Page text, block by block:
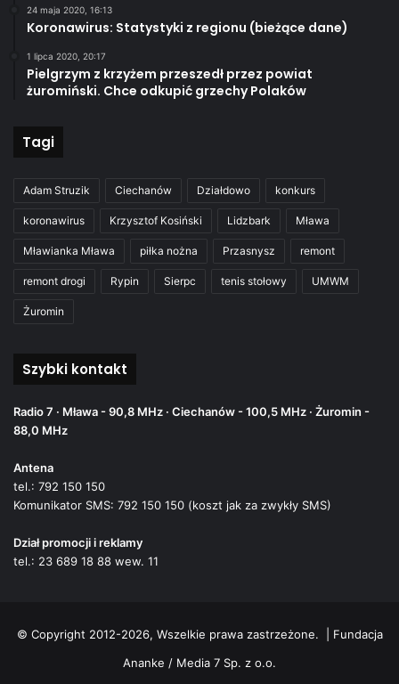
24 maja 2020, 16:13
Koronawirus: Statystyki z regionu (bieżące dane)
1 lipca 2020, 20:17
Pielgrzym z krzyżem przeszedł przez powiat
żuromiński. Chce odkupić grzechy Polaków
Tagi
Adam Struzik Ciechanów Działdowo konkurs
koronawirus Krzysztof Kosiński Lidzbark Mława
Mławianka Mława piłka nożna Przasnysz remont
remont drogi Rypin Sierpc tenis stołowy UMWM
Żuromin
Szybki kontakt
Radio 7 · Mława - 90,8 MHz · Ciechanów - 100,5 MHz · Żuromin -
88,0 MHz
Antena
tel.: 792 150 150
Komunikator SMS: 792 150 150 (koszt jak za zwykły SMS)
Dział promocji i reklamy
tel.: 23 689 18 88 wew. 11
© Copyright 2012-2026, Wszelkie prawa zastrzeżone. | Fundacja
Ananke / Media 7 Sp. z o.o.